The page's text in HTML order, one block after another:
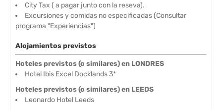
City Tax ( a pagar junto con la reseva).
Excursiones y comidas no especificadas (Consultar
programa "Experiencias")
Alojamientos previstos
Hoteles previstos (o similares) en LONDRES
Hotel Ibis Excel Docklands 3*
Hoteles previstos (o similares) en LEEDS
Leonardo Hotel Leeds